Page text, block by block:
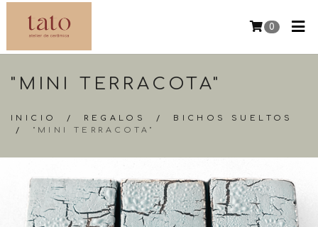
0
"MINI TERRACOTA"
INICIO / REGALOS / BICHOS SUELTOS
/ "MINI TERRACOTA"